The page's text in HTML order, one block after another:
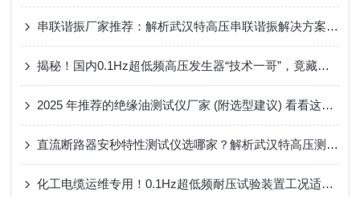
串联谐振厂家推荐：解析武汉特高压串联谐振解决方案的实用价值
揭秘！国内0.1Hz超低频高压发生器“技术一哥”，竟藏着这些行业黑科技
2025 年推荐的绝缘油测试仪厂家 (附选型建议) 看看这篇就明白了
直流断路器安秒特性测试仪选哪家？解析武汉特高压测试仪的技术核心
化工电缆运维专用！0.1Hz超低频耐压试验装置工况适配解析